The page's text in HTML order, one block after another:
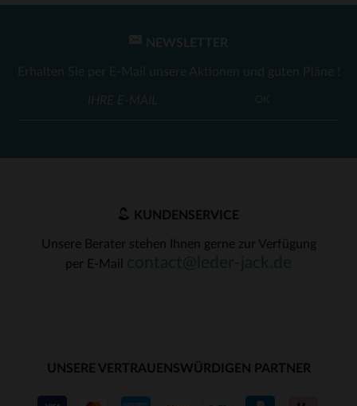
VERFÜGBARE GRÖSSEN
L
NEWSLETTER
Erhalten Sie per E-Mail unsere Aktionen und guten Pläne !
OK
KUNDENSERVICE
Unsere Berater stehen Ihnen gerne zur Verfügung
per E-Mail
UNSERE VERTRAUENSWÜRDIGEN PARTNER